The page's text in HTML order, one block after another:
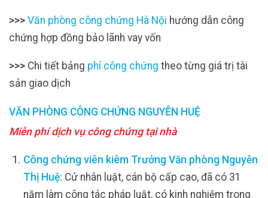
>>> Văn phòng công chứng Hà Nội hướng dẫn công
chứng hợp đồng bảo lãnh vay vốn
>>> Chi tiết bảng phí công chứng theo từng giá trị tài
sản giao dịch
VĂN PHÒNG CÔNG CHỨNG NGUYỄN HUỆ
Miễn phí dịch vụ công chứng tại nhà
Công chứng viên kiêm Trưởng Văn phòng Nguyễn
Thị Huệ: Cử nhân luật, cán bộ cấp cao, đã có 31
năm làm công tác pháp luật, có kinh nghiệm trong